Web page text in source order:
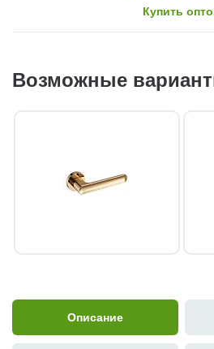
Купить
Возможные
Описание